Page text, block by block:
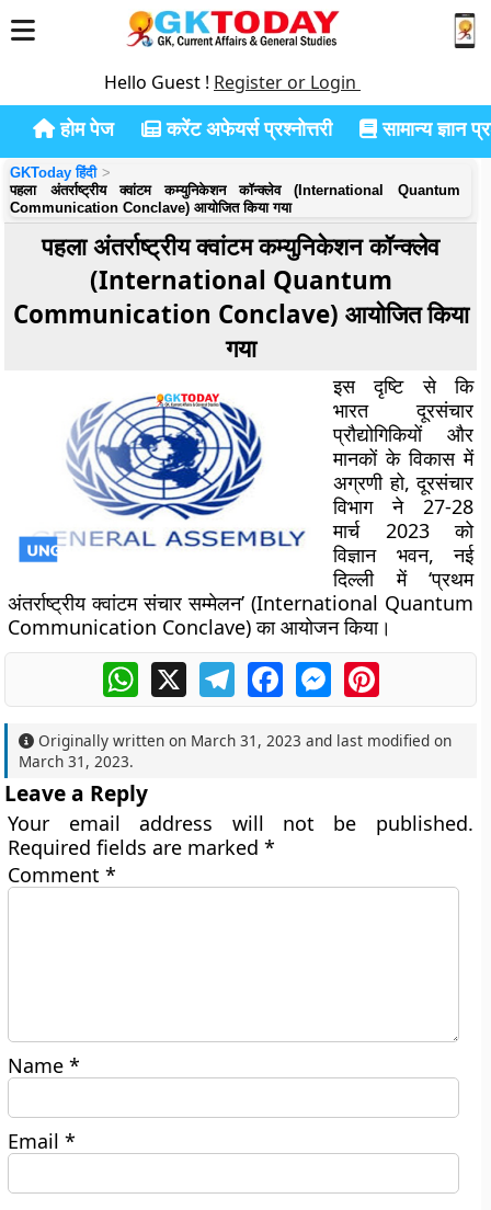
Hello Guest ! Register or Login
होम पेज करेंट अफेयर्स प्रश्नोत्तरी सामान्य ज्ञान
GKToday हिंदी
पहला अंतर्राष्ट्रीय क्वांटम कम्युनिकेशन कॉन्क्लेव (International Quantum
Communication Conclave) आयोजित किया गया
पहला अंतर्राष्ट्रीय क्वांटम कम्युनिकेशन कॉन्क्लेव
(International Quantum
Communication Conclave) आयोजित किया
गया
इस दृष्टि से कि
भारत दूरसंचार
प्रौद्योगिकियों और
मानकों के विकास में
अग्रणी हो, दूरसंचार
विभाग ने 27-28
मार्च 2023 को
विज्ञान भवन, नई
दिल्ली में ‘प्रथम
अंतर्राष्ट्रीय क्वांटम संचार सम्मेलन’ (International Quantum
Communication Conclave) का आयोजन किया।
WhatsApp
X TelegramFacebookMessengerPinterest
Originally written on March 31, 2023 and last modified on
March 31, 2023.
Leave a Reply
Your email address will not be published.
Required fields are marked*
Comment*
Name*
Email*